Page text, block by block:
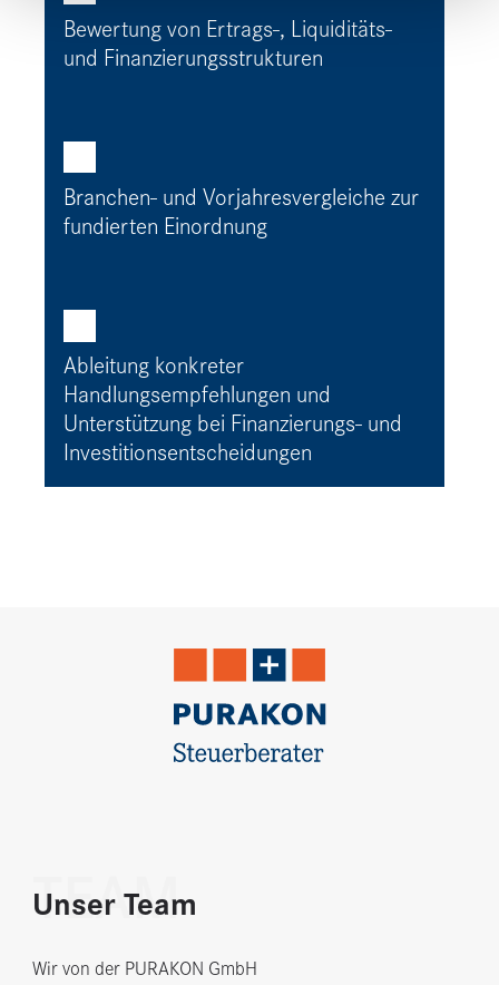
Bewertung von Ertrags-, Liquiditäts-
und Finanzierungsstrukturen
Branchen- und Vorjahresvergleiche zur
fundierten Einordnung
Ableitung konkreter
Handlungsempfehlungen und
Unterstützung bei Finanzierungs- und
Investitionsentscheidungen
TEAM
Unser Team
Wir von der PURAKON GmbH